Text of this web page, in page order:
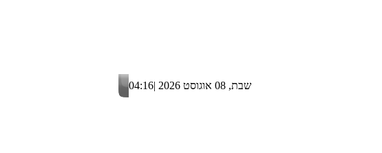
04:16 שבת, 08 אוגוסט 2026 |